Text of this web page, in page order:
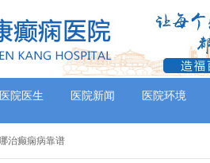
医院医生 医院新闻 医院环境
治癫痫病靠谱